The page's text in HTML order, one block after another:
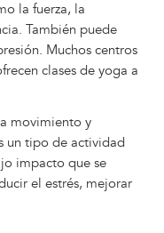
la fuerza, la
También puede
Muchos centros
clases de yoga a
movimiento y
un tipo de actividad
impacto que se
el estrés, mejorar